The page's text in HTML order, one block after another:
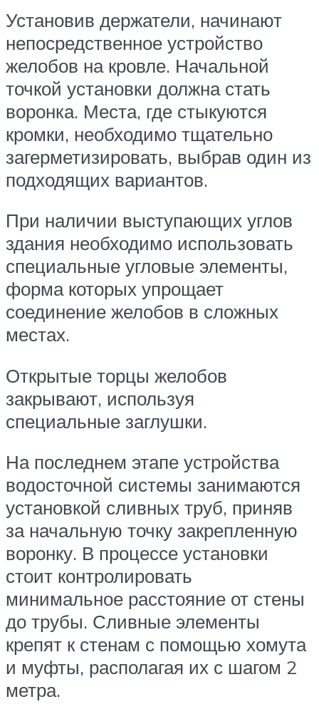
Установив держатели, начинают
непосредственное устройство
желобов на кровле. Начальной
точкой установки должна стать
воронка. Места, где стыкуются
кромки, необходимо тщательно
загерметизировать, выбрав один из
подходящих вариантов.
При наличии выступающих углов
здания необходимо использовать
специальные угловые элементы,
форма которых упрощает
соединение желобов в сложных
местах.
Открытые торцы желобов
закрывают, используя
специальные заглушки.
На последнем этапе устройства
водосточной системы занимаются
установкой сливных труб, приняв
за начальную точку закрепленную
воронку. В процессе установки
стоит контролировать
минимальное расстояние от стены
до трубы. Сливные элементы
крепят к стенам с помощью хомута
и муфты, располагая их с шагом 2
метра.